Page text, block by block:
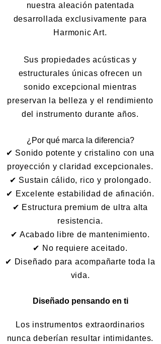
nuestra aleación patentada
desarrollada exclusivamente para
Harmonic Art.
Sus propiedades acústicas y
estructurales únicas ofrecen un
sonido excepcional mientras
preservan la belleza y el rendimiento
del instrumento durante años.
¿Por qué marca la diferencia?
✔ Sonido potente y cristalino con una
proyección y claridad excepcionales.
✔ Sustain cálido, rico y prolongado.
✔ Excelente estabilidad de afinación.
✔ Estructura premium de ultra alta
resistencia.
✔ Acabado libre de mantenimiento.
✔ No requiere aceitado.
✔ Diseñado para acompañarte toda la
vida.
Diseñado pensando en ti
Los instrumentos extraordinarios
nunca deberían resultar intimidantes.